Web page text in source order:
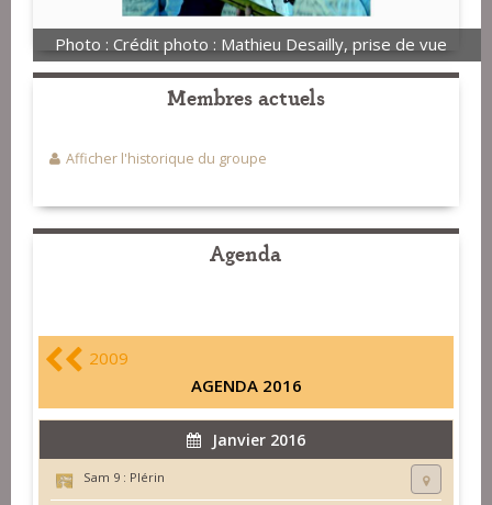
Photo : Crédit photo : Mathieu Desailly, prise de vue
Membres actuels
Afficher l'historique du groupe
Agenda
2009
AGENDA 2016
Janvier 2016
Sam 9 : Plérin